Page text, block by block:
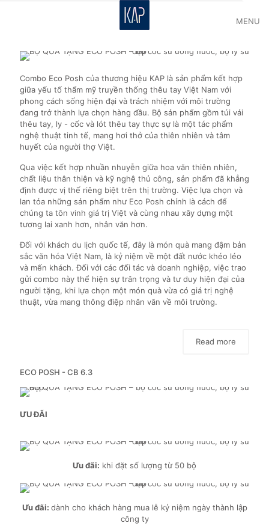
MENU
Combo Eco Posh của thương hiệu KAP là sản phẩm kết hợp
giữa yếu tố thẩm mỹ truyền thống thêu tay Việt Nam với
phong cách sống hiện đại và trách nhiệm với môi trường
đang trở thành lựa chọn hàng đầu. Bộ sản phẩm gồm túi vải
thêu tay, ly - cốc và lót thêu tay thực sự là một tác phẩm
nghệ thuật tinh tế, mang hơi thở của thiên nhiên và tâm
huyết của người thợ Việt.
Qua việc kết hợp nhuần nhuyễn giữa hoa văn thiên nhiên,
chất liệu thân thiện và kỹ nghệ thủ công, sản phẩm đã khẳng
định được vị thế riêng biệt trên thị trường. Việc lựa chọn và
lan tỏa những sản phẩm như Eco Posh chính là cách để
chúng ta tôn vinh giá trị Việt và cùng nhau xây dựng một
tương lai xanh hơn, nhân văn hơn.
Đối với khách du lịch quốc tế, đây là món quà mang đậm bản
sắc văn hóa Việt Nam, là kỷ niệm về một đất nước khéo léo
và mến khách. Đối với các đối tác và doanh nghiệp, việc trao
gửi combo này thể hiện sự trân trọng và tư duy hiện đại của
người tặng, khi lựa chọn một món quà vừa có giá trị nghệ
thuật, vừa mang thông điệp nhân văn về môi trường.
Read more
ECO POSH - CB 6.3
ƯU ĐÃI
Ưu đãi: khi đặt số lượng từ 50 bộ
Ưu đãi: dành cho khách hàng mua lễ kỷ niệm ngày thành lập
công ty